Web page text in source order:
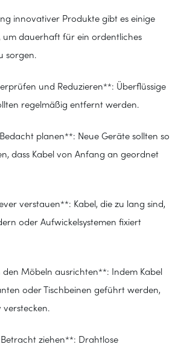
innovativer Produkte gibt es einige
um dauerhaft für ein ordentliches
sorgen.
und Reduzieren**: Überflüssige
regelmäßig entfernt werden.
planen**: Neue Geräte sollten so
dass Kabel von Anfang an geordnet
verstauen**: Kabel, die zu lang sind,
oder Aufwickelsystemen fixiert
Möbeln ausrichten**: Indem Kabel
oder Tischbeinen geführt werden,
verstecken.
ziehen**: Drahtlose